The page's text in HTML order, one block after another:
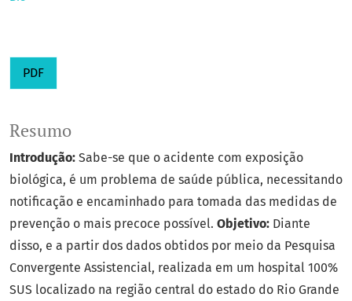
PDF
Resumo
Introdução: Sabe-se que o acidente com exposição
biológica, é um problema de saúde pública, necessitando
notificação e encaminhado para tomada das medidas de
prevenção o mais precoce possível. Objetivo: Diante
disso, e a partir dos dados obtidos por meio da Pesquisa
Convergente Assistencial, realizada em um hospital 100%
SUS localizado na região central do estado do Rio Grande